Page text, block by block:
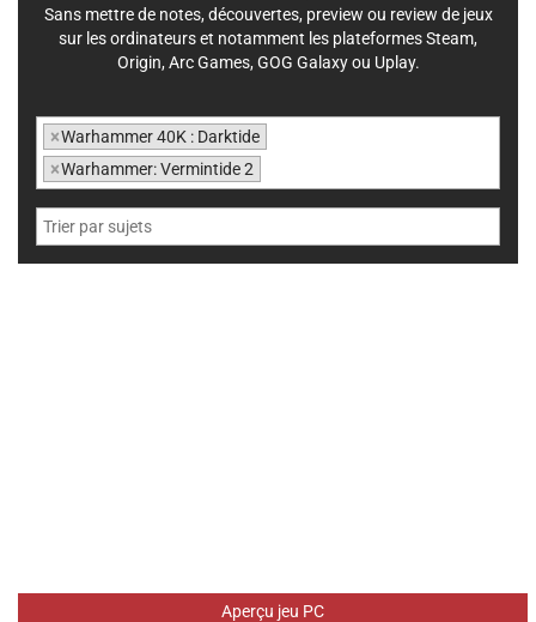
Aperçu jeu PC
Sans mettre de notes, découvertes, preview ou review de jeux
sur les ordinateurs et notamment les plateformes Steam,
Origin, Arc Games, GOG Galaxy ou Uplay.
×Warhammer 40K : Darktide
×Warhammer: Vermintide 2